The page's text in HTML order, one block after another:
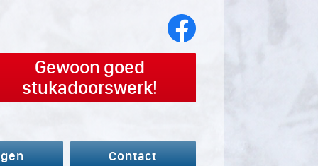
Gewoon goed
stukadoorswerk!
Contact